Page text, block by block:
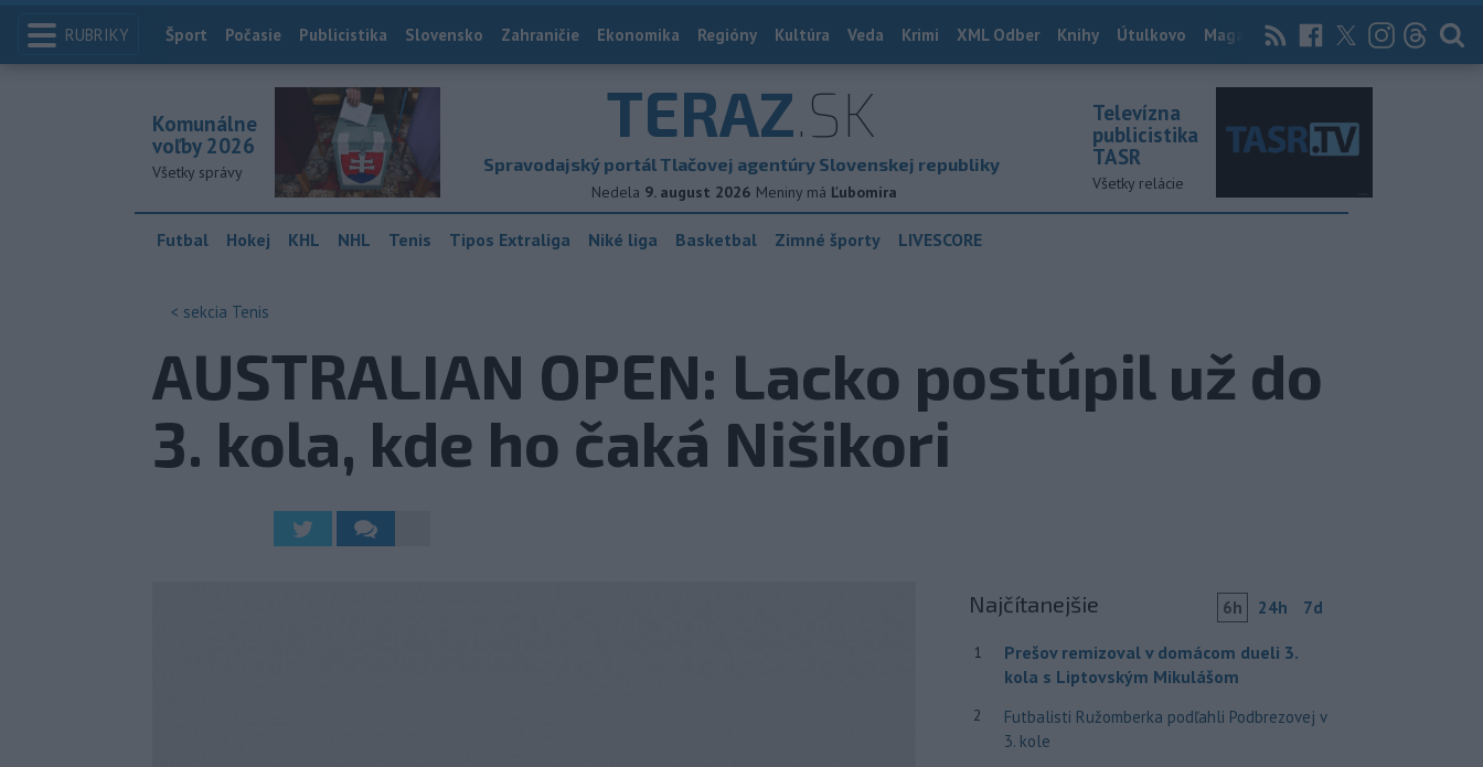
RUBRIKY Index
Šport Počasie Publicistika Slovensko Zahraničie Ekonomika Regióny Kultúra Veda Krimi XML Odber Knihy Útulkovo Magazín News Now Archív
TERAZ.SK
Spravodajský portál Tlačovej agentúry Slovenskej republiky
Nedela 9. august 2026 Meniny má Ľubomíra
Komunálne
voľby 2026
Všetky správy
Televízna
publicistika
TASR
Všetky relácie
Futbal Hokej KHL NHL Tenis Tipos Extraliga Niké liga Basketbal Zimné športy LIVESCORE
< sekcia Tenis
AUSTRALIAN OPEN: Lacko postúpil už do
3. kola, kde ho čaká Nišikori
Najčítanejšie 6h 24h 7d
1
Prešov remizoval v domácom dueli 3.
kola s Liptovským Mikulášom
2
Futbalisti Ružomberka podľahli Podbrezovej v
3. kole